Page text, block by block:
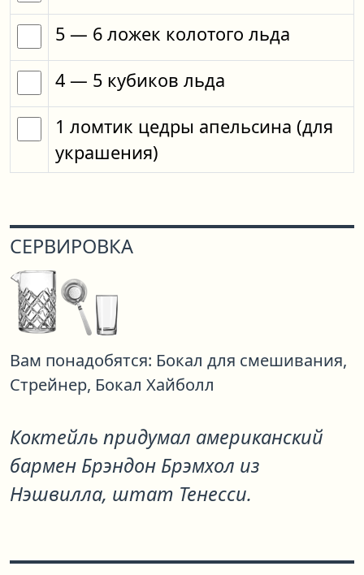
5 — 6 ложек колотого льда
4 — 5 кубиков льда
1 ломтик цедры апельсина (для
украшения)
СЕРВИРОВКА
Вам понадобятся: Бокал для смешивания,
Стрейнер, Бокал Хайболл
Коктейль придумал американский
бармен Брэндон Брэмхол из
Нэшвилла, штат Тенесси.